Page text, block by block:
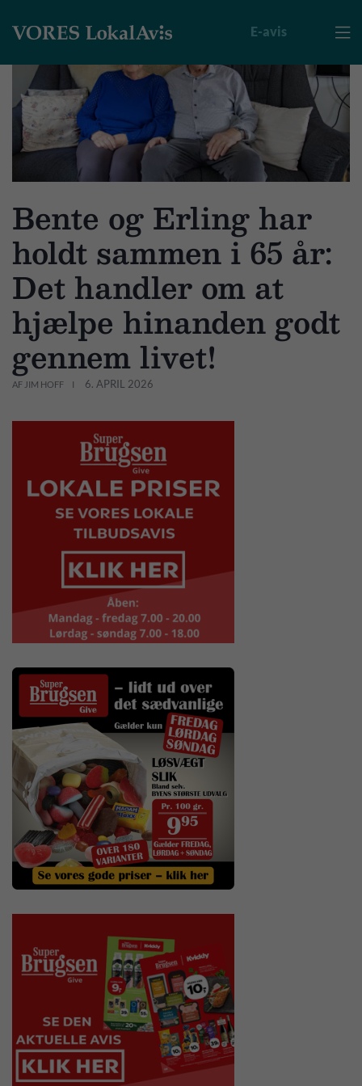

E-avis
Bente og Erling har
holdt sammen i 65 år:
Det handler om at
hjælpe hinanden godt
gennem livet!
AF JIM HOFF 6. APRIL 2026